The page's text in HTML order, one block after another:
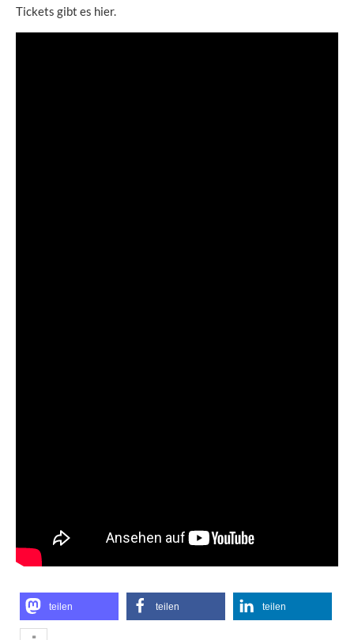
Tickets gibt es hier.
teilen teilen teilen